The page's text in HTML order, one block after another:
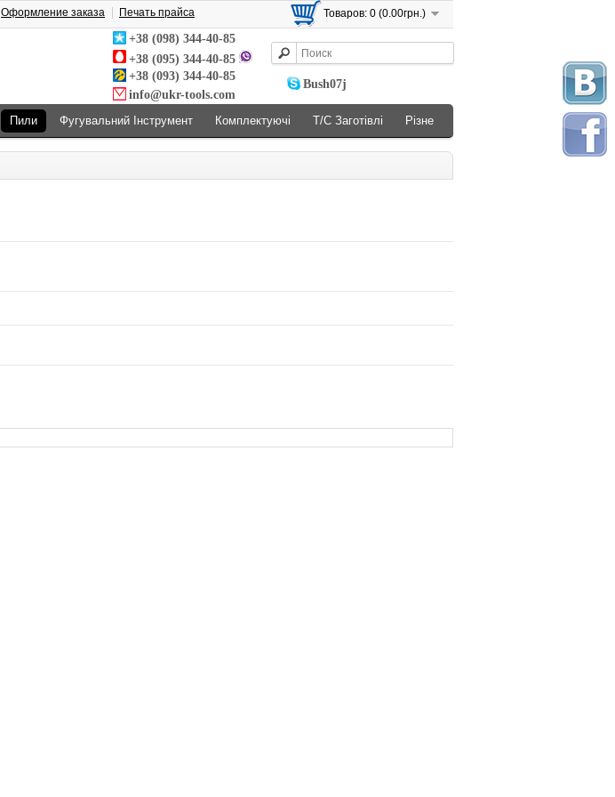
Товаров: 0 (0.00грн.)
+38 (098) 344-40-85
+38 (095) 344-40-85
+38 (093) 344-40-85
info@ukr-tools.com
Bush07j
Оформление заказа Печать прайса
Пили Фугувальний Інструмент Комплектуючі Т/С Заготівлі Різне